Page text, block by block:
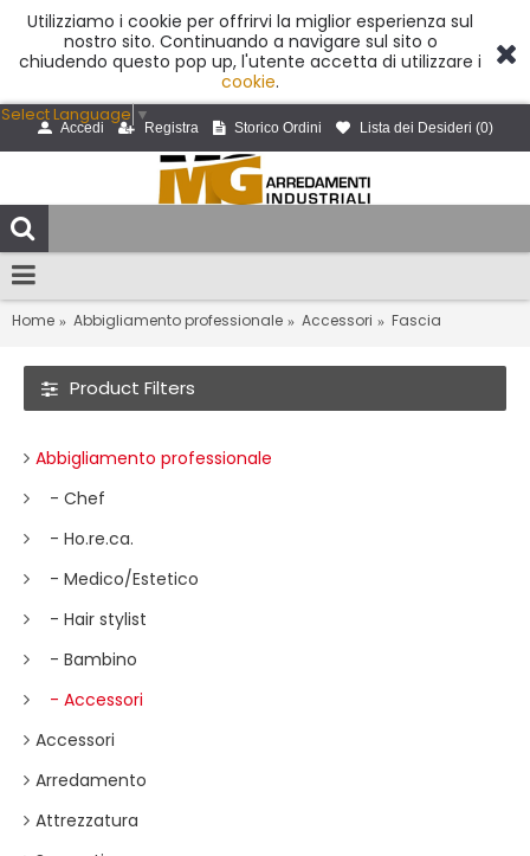
Utilizziamo i cookie per offrirvi la miglior esperienza sul
nostro sito. Continuando a navigare sul sito o
chiudendo questo pop up, l'utente accetta di utilizzare i
cookie.
Select Language ▼
Accedi Registra Storico Ordini Lista dei Desideri (0)
Home Abbigliamento professionale Accessori Fascia
Product Filters
Abbigliamento professionale
- Chef
- Ho.re.ca.
- Medico/Estetico
- Hair stylist
- Bambino
- Accessori
Accessori
Arredamento
Attrezzatura